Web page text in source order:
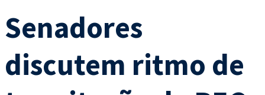
Senadores
discutem ritmo de